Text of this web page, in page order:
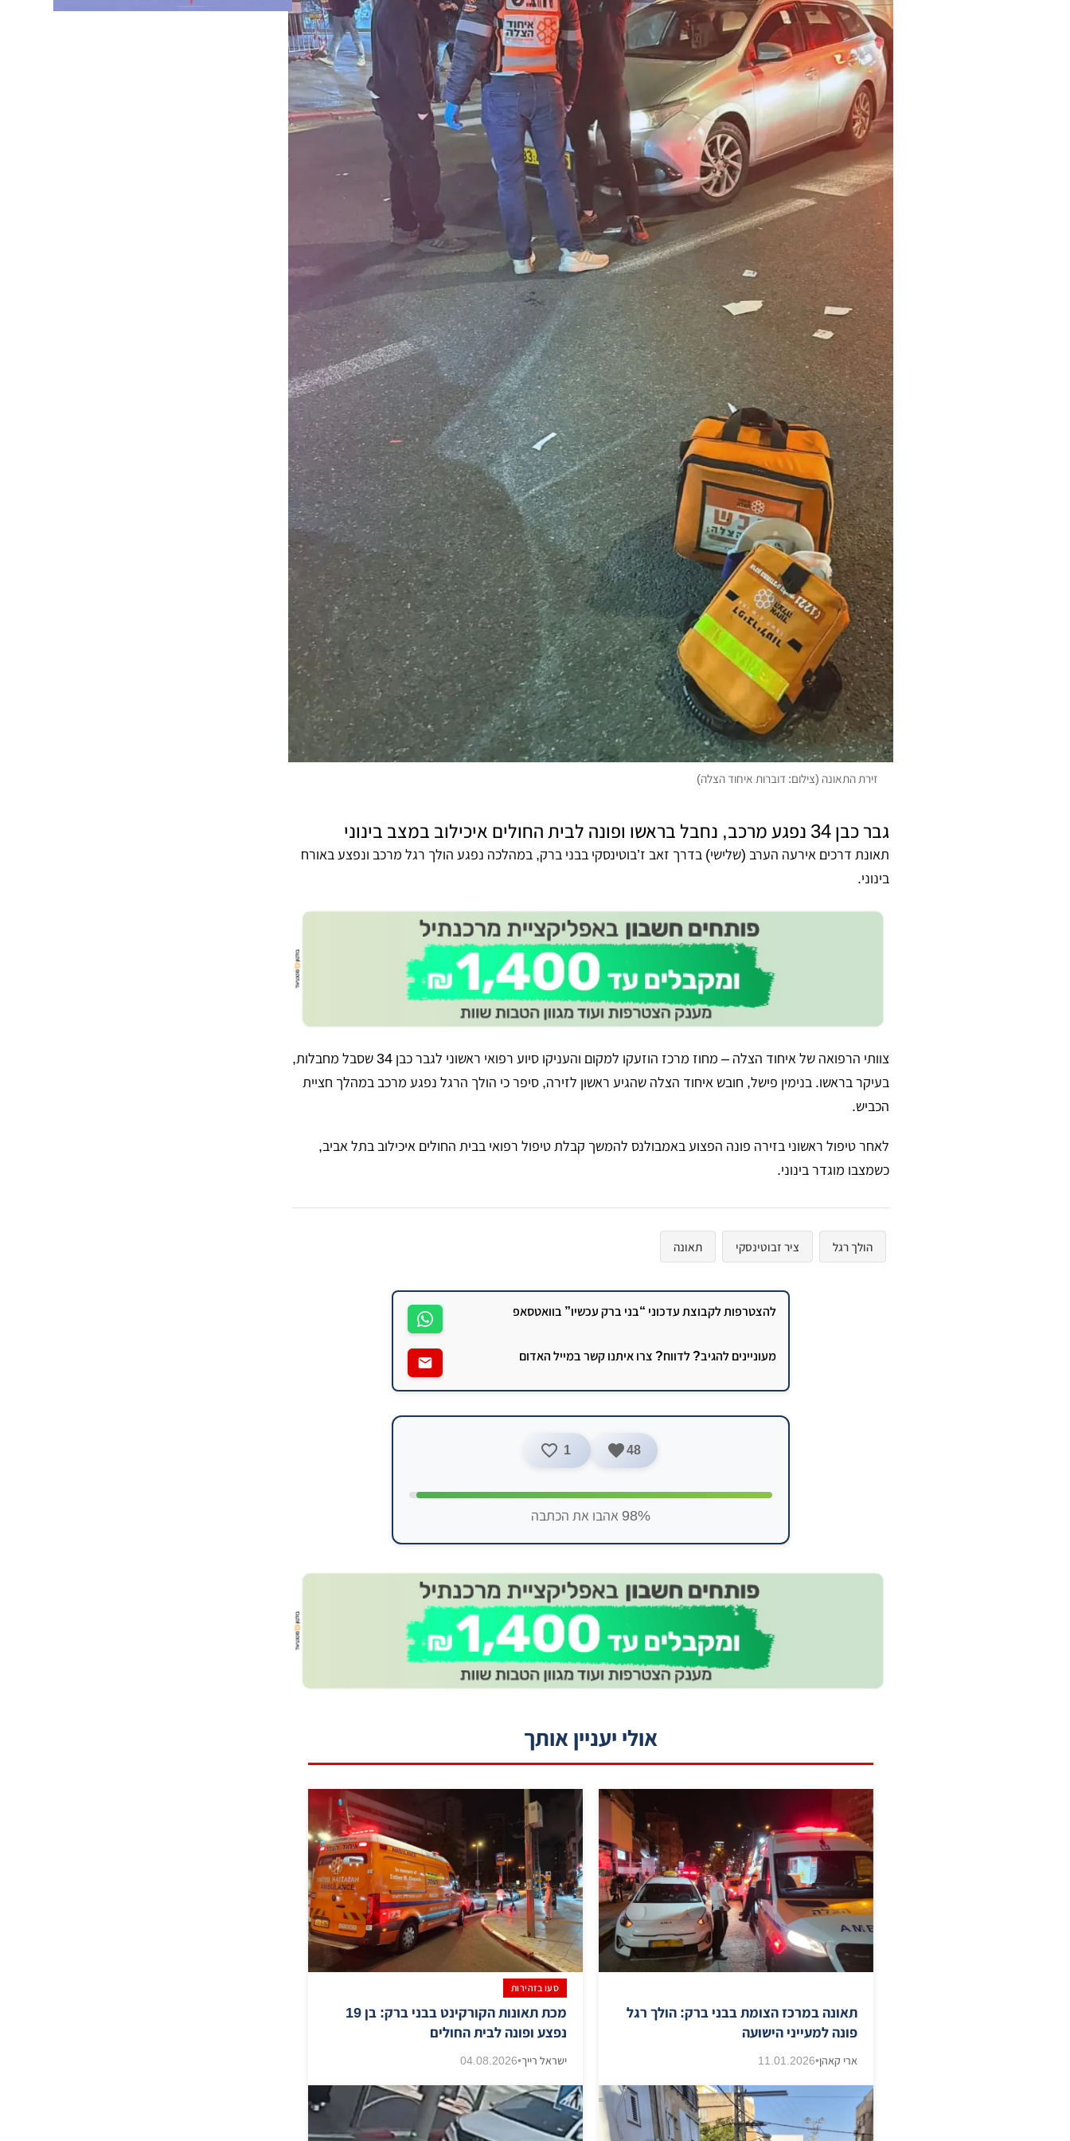
זירת התאונה (צילום: דוברות איחוד הצלה)
גבר כבן 34 נפגע מרכב, נחבל בראשו ופונה לבית החולים איכילוב במצב בינוני
תאונת דרכים אירעה הערב (שלישי) בדרך זאב ז’בוטינסקי בבני ברק, במהלכה נפגע הולך רגל מרכב ונפצע באורח
בינוני.
צוותי הרפואה של איחוד הצלה – מחוז מרכז הוזעקו למקום והעניקו סיוע רפואי ראשוני לגבר כבן 34 שסבל מחבלות,
בעיקר בראשו. בנימין פישל, חובש איחוד הצלה שהגיע ראשון לזירה, סיפר כי הולך הרגל נפגע מרכב במהלך חציית
הכביש.
לאחר טיפול ראשוני בזירה פונה הפצוע באמבולנס להמשך קבלת טיפול רפואי בבית החולים איכילוב בתל אביב,
כשמצבו מוגדר בינוני.
הולך רגל ציר זבוטינסקי תאונה
להצטרפות לקבוצת עדכוני “בני ברק עכשיו” בוואטסאפ
מעוניינים להגיב? לדווח? צרו איתנו קשר במייל האדום
48
1
98% אהבו את הכתבה
אולי יעניין אותך
תאונה במרכז הצומת בבני ברק: הולך רגל
פונה למעייני הישועה
ארי קאהן•
11.01.2026
סעו בזהירות
מכת תאונות הקורקינט בבני ברק: בן 19
נפצע ופונה לבית החולים
ישראל רייך•
04.08.2026